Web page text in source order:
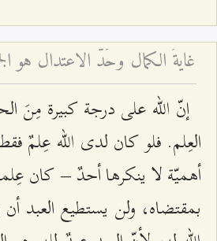
إنّ الله على درجة كبيرة مِنَ
العِلم. فلو كان لدى الله عِلمٌ
أهميّة لا ينكرها أحدٌ – كان
بمقتضاه، ولن يستطيع العبد